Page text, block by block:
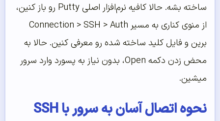
ساخته بشه. حالا کافیه نرم‌افزار اصلی Putty رو باز کنین،
از منوی کناری به مسیر Connection > SSH > Auth
برین و فایل کلید ساخته شده رو معرفی کنین. حالا به
محض زدن دکمه Open، بدون نیاز به پسورد وارد سرور
میشین.
نحوه اتصال آسان به سرور با SSH